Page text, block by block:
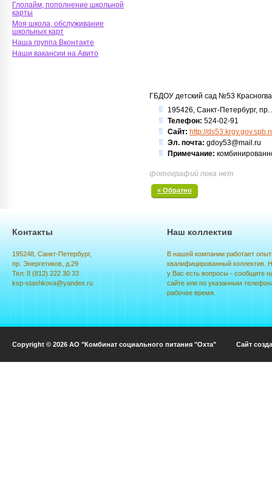
Глолайм, пополнение школьной
карты
Моя школа, обслуживание
школьных карт
Наша группа Вконтакте
Наши вакансии на Авито
ГБДОУ детский сад №53
195426, Санкт-Петербург, пр.
Телефон: 524-02-91
Сайт: http://
Эл. почта: gdoy53@mail.ru
Примечание:
фотографий пока нет
« Обратно
Контакты
195248, Санкт-Петербург,
пр. Энергетиков, д.29
Тел: 8 (812) 222 30 33
ksp-stashkova@yandex.ru
Наш коллектив
В нашей компании работает
квалифицированный коллектив.
у Вас есть вопросы - сообщите
сайте или по указанным
рабочее время.
Copyright © 2026 АО "Комбинат социального питания "Охта" Сайт